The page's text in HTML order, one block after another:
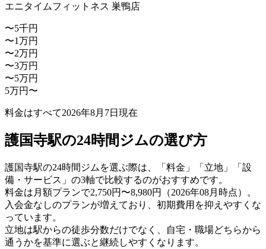
エニタイムフィットネス 巣鴨店
〜5千円
〜1万円
〜2万円
〜3万円
〜5万円
5万円〜
料金はすべて2026年8月7日 現在
護国寺駅の24時間ジムの選び方
護国寺駅の24時間ジムを選ぶ際は、「料金」「立地」「設
備・サービス」の3軸で比較するのがおすすめです。
料金は月額プランで2,750円〜8,980円（2026年08月時点）。
入会金なしのプランが増えており、初期費用を抑えやすくな
っています。
立地は駅からの徒歩分数だけでなく、自宅・職場どちらから
通うかを基準に選ぶと継続しやすくなります。